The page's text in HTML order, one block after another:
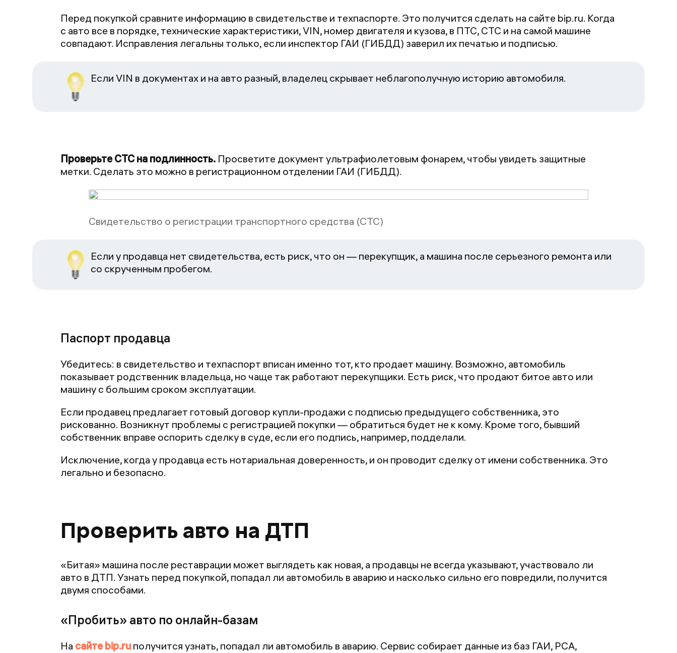
Перед покупкой сравните информацию в свидетельстве и техпаспорте. Это получится сделать на сайте bip.ru. Когда
с авто все в порядке, технические характеристики, VIN, номер двигателя и кузова, в ПТС, СТС и на самой машине
совпадают. Исправления легальны только, если инспектор ГАИ (ГИБДД) заверил их печатью и подписью.
Если VIN в документах и на авто разный, владелец скрывает неблагополучную историю автомобиля.
Проверьте СТС на подлинность. Просветите документ ультрафиолетовым фонарем, чтобы увидеть защитные
метки. Сделать это можно в регистрационном отделении ГАИ (ГИБДД).
Свидетельство о регистрации транспортного средства (СТС)
Если у продавца нет свидетельства, есть риск, что он — перекупщик, а машина после серьезного ремонта или
со скрученным пробегом.
Паспорт продавца
Убедитесь: в свидетельство и техпаспорт вписан именно тот, кто продает машину. Возможно, автомобиль
показывает родственник владельца, но чаще так работают перекупщики. Есть риск, что продают битое авто или
машину с большим сроком эксплуатации.
Если продавец предлагает готовый договор купли-продажи с подписью предыдущего собственника, это
рискованно. Возникнут проблемы с регистрацией покупки — обратиться будет не к кому. Кроме того, бывший
собственник вправе оспорить сделку в суде, если его подпись, например, подделали.
Исключение, когда у продавца есть нотариальная доверенность, и он проводит сделку от имени собственника. Это
легально и безопасно.
Проверить авто на ДТП
«Битая» машина после реставрации может выглядеть как новая, а продавцы не всегда указывают, участвовало ли
авто в ДТП. Узнать перед покупкой, попадал ли автомобиль в аварию и насколько сильно его повредили, получится
двумя способами.
«Пробить» авто по онлайн-базам
На сайте bip.ru получится узнать, попадал ли автомобиль в аварию. Сервис собирает данные из баз ГАИ, РСА,